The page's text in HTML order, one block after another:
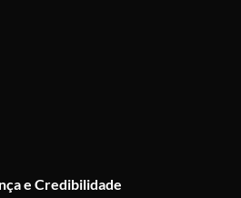
e Credibilidade